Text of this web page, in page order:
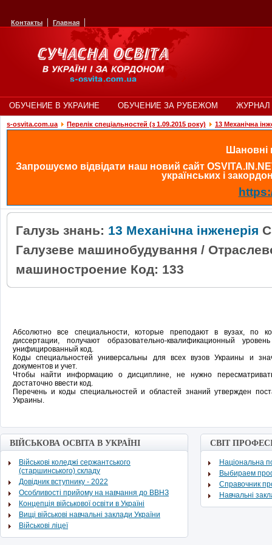
Контакты Главная
ОБУЧЕНИЕ В УКРАИНЕ ОБУЧЕНИЕ ЗА РУБЕЖОМ ЖУРНАЛ
s-osvita.com.ua Перелік спеціальностей (з 1.09.2015 року) 13 Механічна
Шановні
Запрошуємо відвідати наш новий сайт
українських і
Галузь знань: 13 Механічна інженерія
Галузеве машинобудування /
машиностроение Код: 133
Абсолютно все специальности, которые преподают в вузах, по
диссертации, получают образовательно-квалификационный
унифицированный код.
Коды специальностей универсальны для всех вузов Украины и
документов и учет.
Чтобы найти информацию о дисциплине, не нужно
достаточно ввести код.
Перечень и коды специальностей и областей знаний утвержден
Украины.
ВІЙСЬКОВА ОСВІТА В УКРАЇНІ
Військові коледжі сержантського
(старшинського) складу
Довідник вступнику - 2022
Особливості прийому на навчання до ВВНЗ
Концепція військової освіти в Україні
Вищі військові навчальні заклади України
Військові ліцеї
СВІТ
Національна
Выбираем
Cправочник
Навчальні